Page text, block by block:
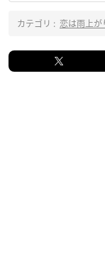
カテゴリ : 恋は雨上